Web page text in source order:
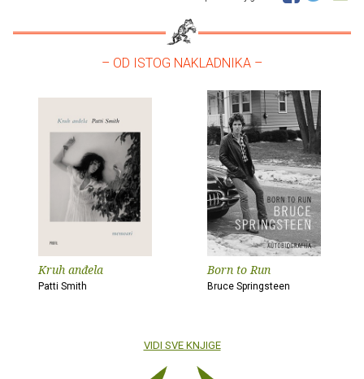
– OD ISTOG NAKLADNIKA –
Kruh anđela
Patti Smith
Born to Run
Bruce Springsteen
VIDI SVE KNJIGE